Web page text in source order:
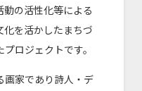
の活性化等による
を活かしたまちづ
ロジェクトです。
画家であり詩人・デ